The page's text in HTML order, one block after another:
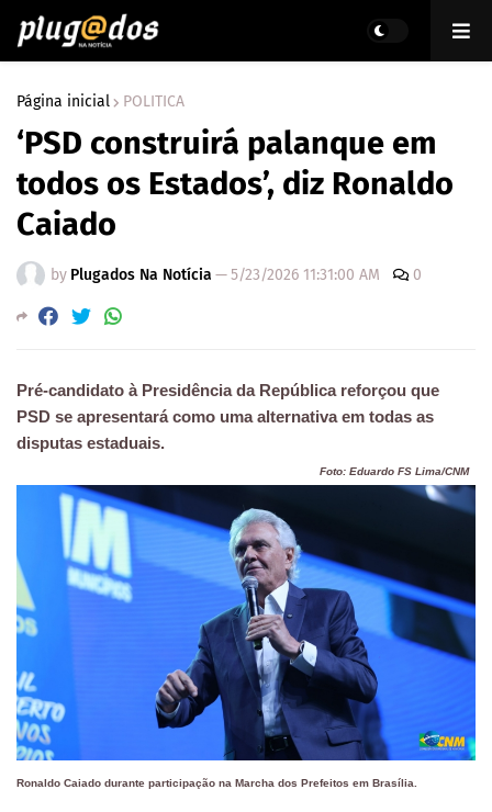
Página inicial POLITICA
‘PSD construirá palanque em
todos os Estados’, diz Ronaldo
Caiado
by Plugados Na Notícia —5/23/2026 11:31:00 AM 0
Pré-candidato à Presidência da República reforçou que
PSD se apresentará como uma alternativa em todas as
disputas estaduais.
Foto: Eduardo FS Lima/CNM
Ronaldo Caiado durante participação na Marcha dos Prefeitos em Brasília.